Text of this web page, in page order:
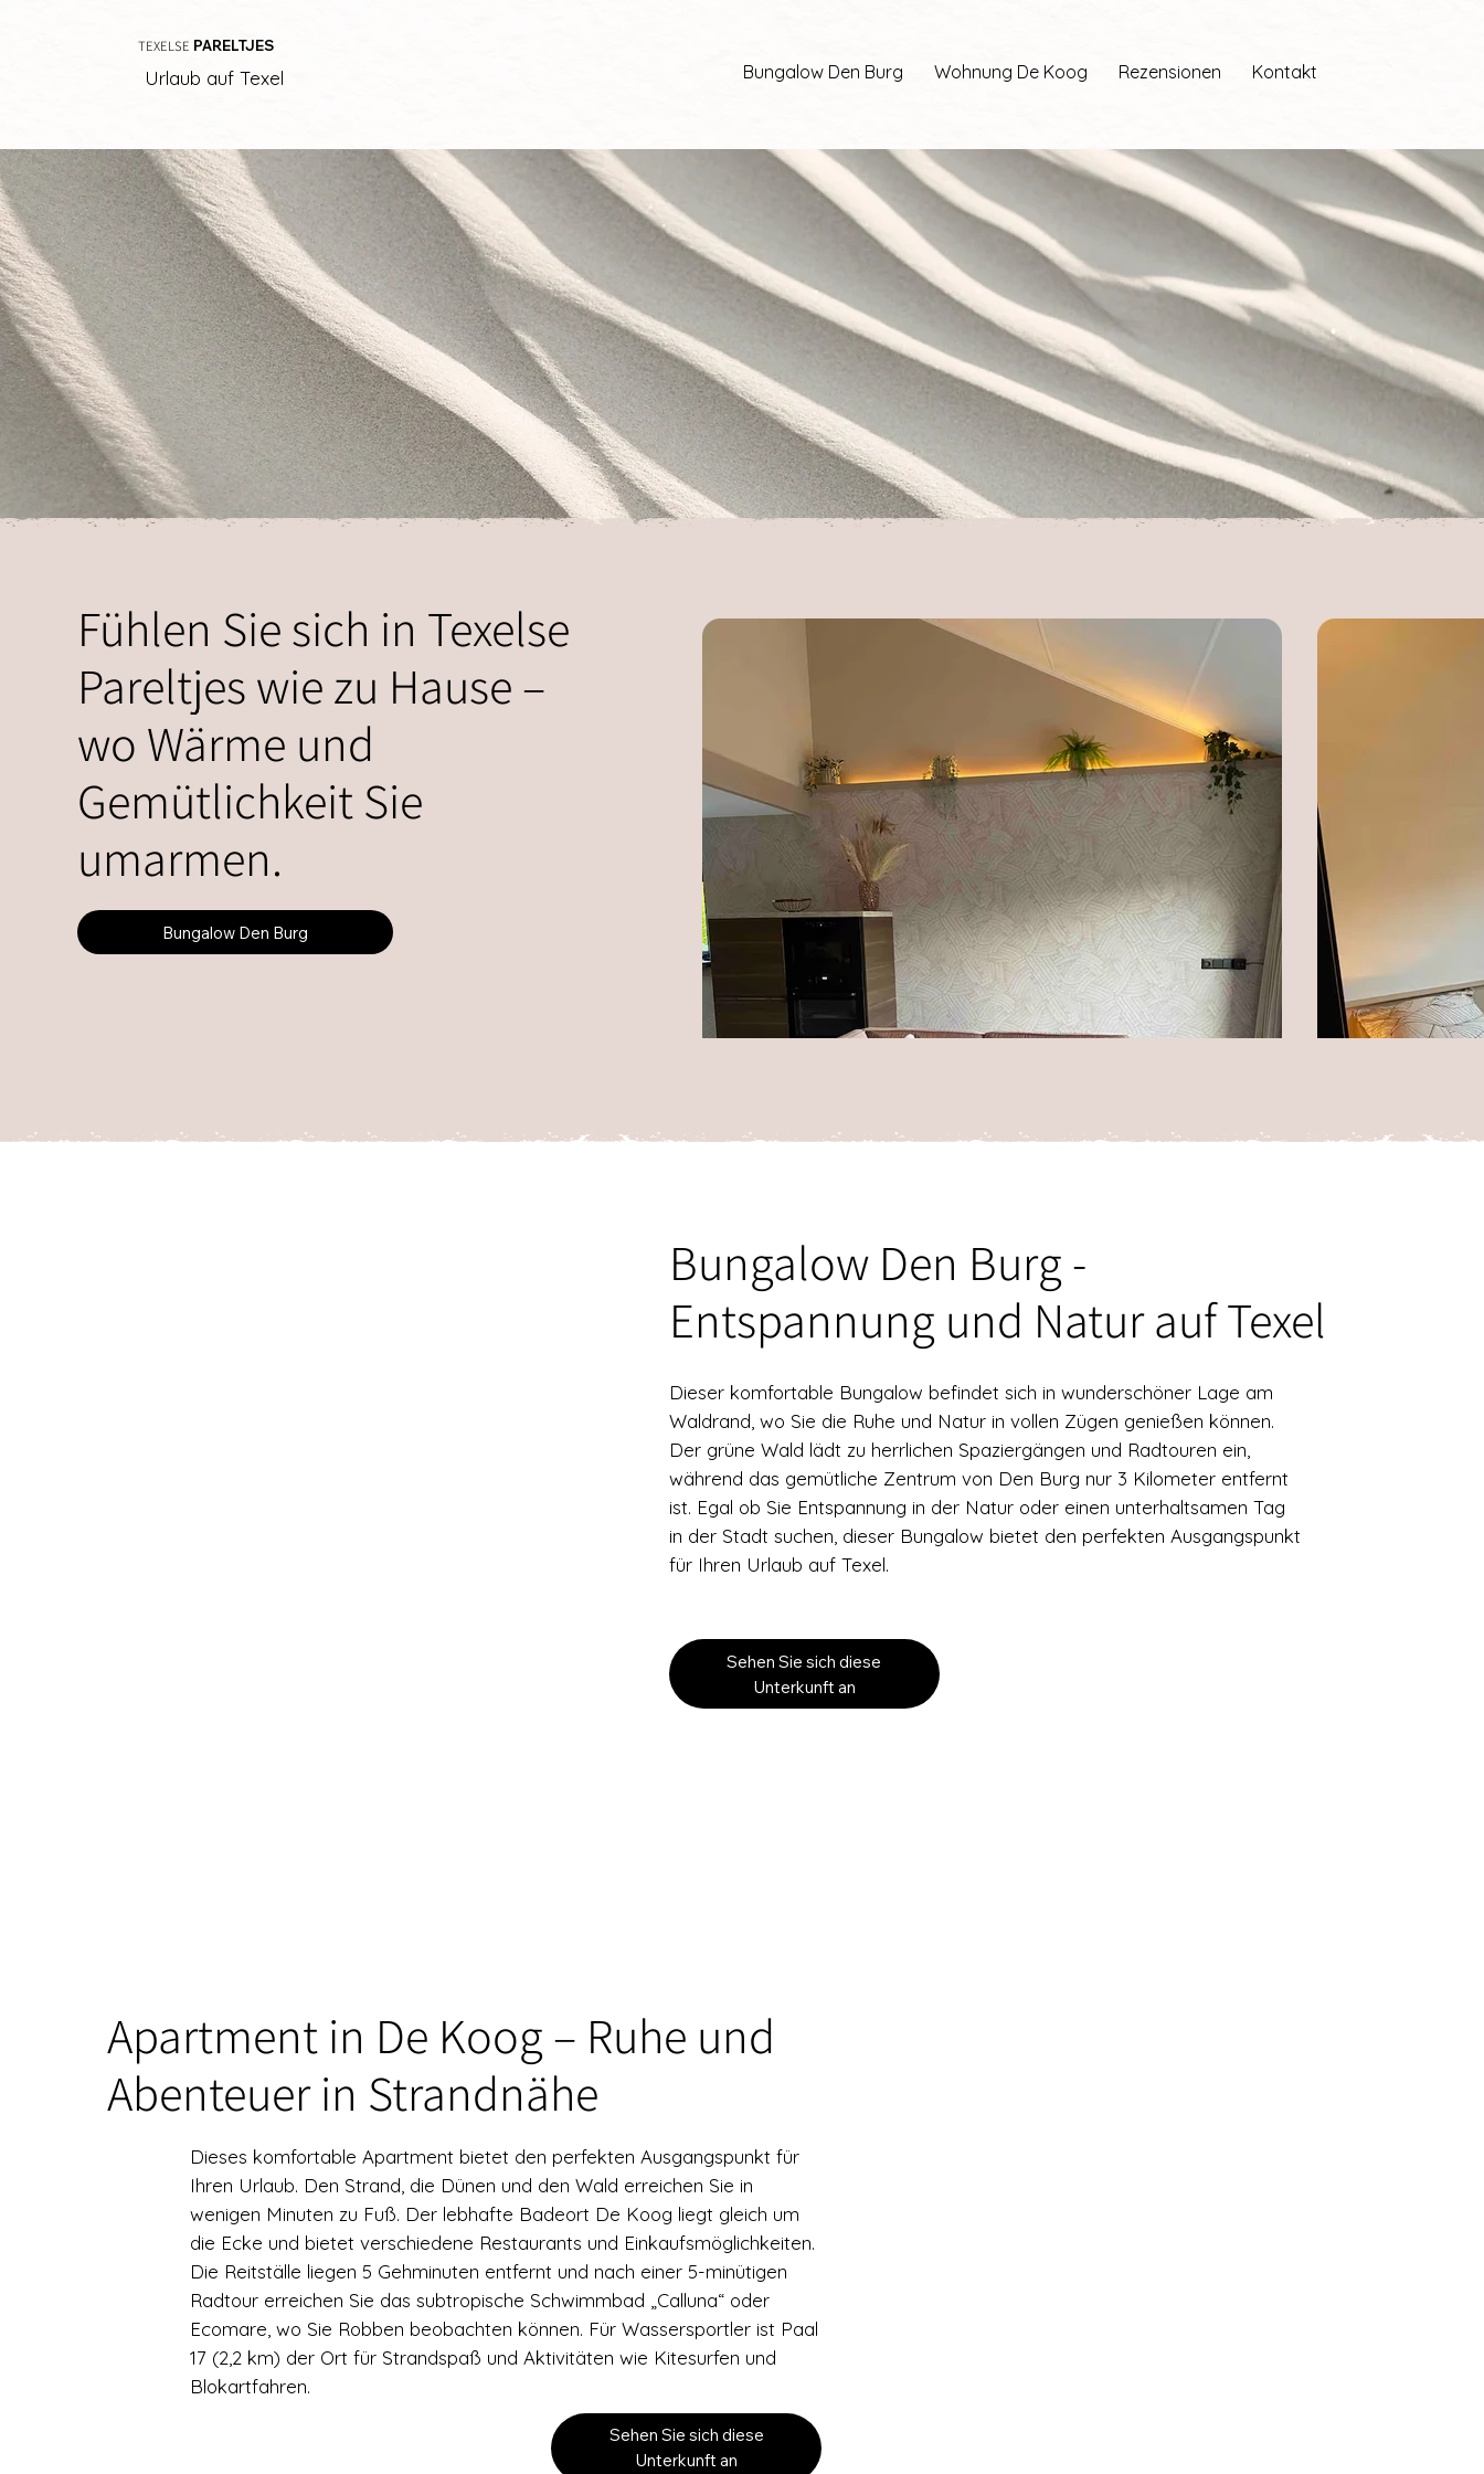
TEXELSE PARELTJES
Urlaub auf Texel Bungalow Den Burg Wohnung De Koog Rezensionen Kontakt
Fühlen Sie sich in Texelse
Pareltjes wie zu Hause –
wo Wärme und
Gemütlichkeit Sie
umarmen.
Bungalow Den Burg
Bungalow Den Burg -
Entspannung und Natur auf Texel
Dieser komfortable Bungalow befindet sich in wunderschöner Lage am
Waldrand, wo Sie die Ruhe und Natur in vollen Zügen genießen können.
Der grüne Wald lädt zu herrlichen Spaziergängen und Radtouren ein,
während das gemütliche Zentrum von Den Burg nur 3 Kilometer entfernt
ist. Egal ob Sie Entspannung in der Natur oder einen unterhaltsamen Tag
in der Stadt suchen, dieser Bungalow bietet den perfekten Ausgangspunkt
für Ihren Urlaub auf Texel.
Sehen Sie sich diese
Unterkunft an
Apartment in De Koog – Ruhe und
Abenteuer in Strandnähe
Dieses komfortable Apartment bietet den perfekten Ausgangspunkt für
Ihren Urlaub. Den Strand, die Dünen und den Wald erreichen Sie in
wenigen Minuten zu Fuß. Der lebhafte Badeort De Koog liegt gleich um
die Ecke und bietet verschiedene Restaurants und Einkaufsmöglichkeiten.
Die Reitställe liegen 5 Gehminuten entfernt und nach einer 5-minütigen
Radtour erreichen Sie das subtropische Schwimmbad „Calluna“ oder
Ecomare, wo Sie Robben beobachten können. Für Wassersportler ist Paal
17 (2,2 km) der Ort für Strandspaß und Aktivitäten wie Kitesurfen und
Blokartfahren.
Sehen Sie sich diese
Unterkunft an